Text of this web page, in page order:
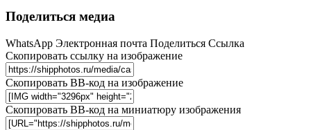
Поделиться медиа
WhatsApp Электронная почта Поделиться Ссылка
Скопировать ссылку на изображение
Скопировать BB-код на изображение
Скопировать BB-код на миниатюру изображения